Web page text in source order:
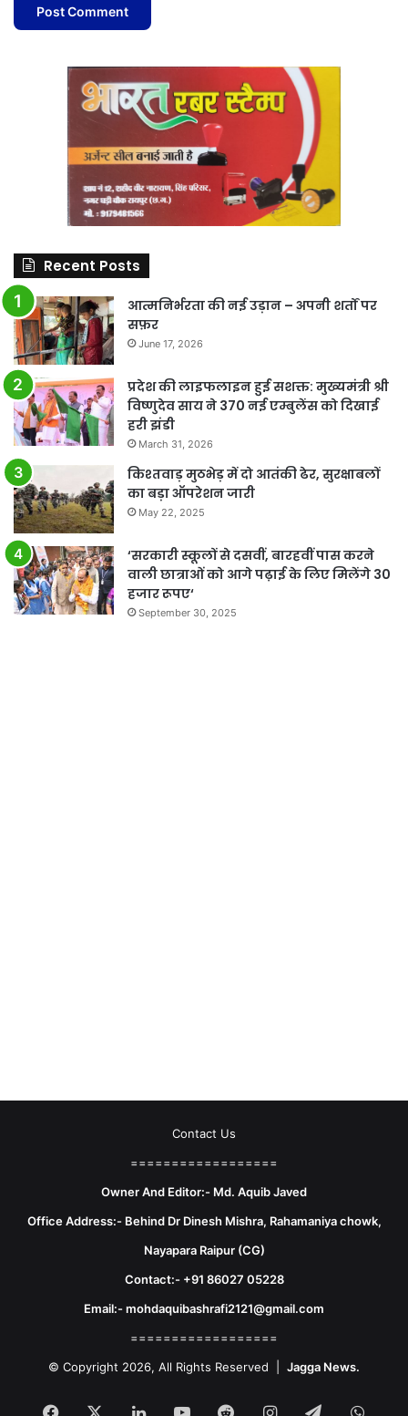
Recent Posts
आत्मनिर्भरता की नई उड़ान – अपनी शर्तों पर
सफ़र
June 17, 2026
प्रदेश की लाइफलाइन हुई सशक्त: मुख्यमंत्री श्री
विष्णुदेव साय ने 370 नई एम्बुलेंस को दिखाई
हरी झंडी
March 31, 2026
किश्तवाड़ मुठभेड़ में दो आतंकी ढेर, सुरक्षाबलों
का बड़ा ऑपरेशन जारी
May 22, 2025
‘सरकारी स्कूलों से दसवीं, बारहवीं पास करने
वाली छात्राओं को आगे पढ़ाई के लिए मिलेंगे 30
हजार रूपए‘
September 30, 2025
Contact Us
==================
Owner And Editor:- Md. Aquib Javed
Office Address:- Behind Dr Dinesh Mishra, Rahamaniya chowk,
Nayapara Raipur (CG)
Contact:- +91 86027 05228
Email:- mohdaquibashrafi2121@gmail.com
==================
© Copyright 2026, All Rights Reserved | Jagga News.
Facebook LinkedInYouTubeRedditInstagram
Telegram